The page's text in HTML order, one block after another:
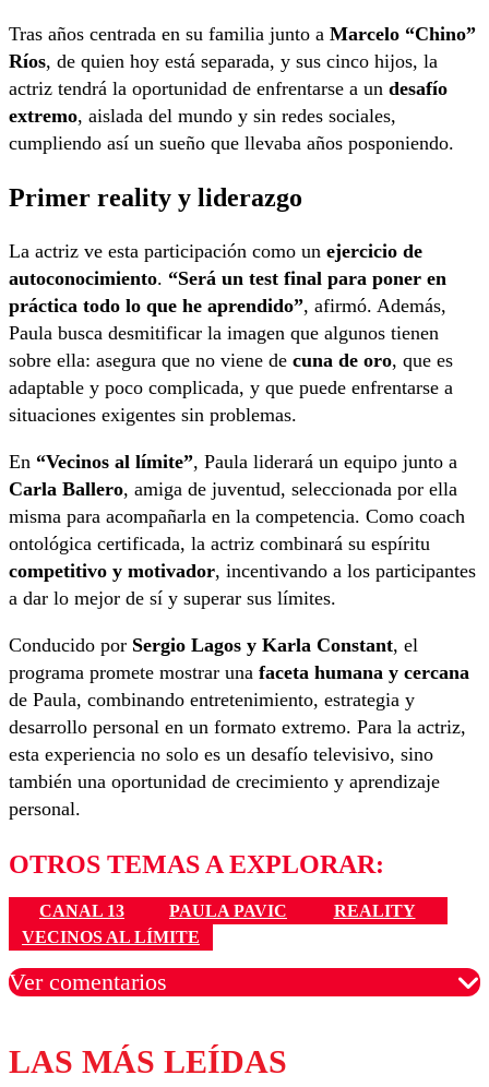
Tras años centrada en su familia junto a Marcelo “Chino”
Ríos, de quien hoy está separada, y sus cinco hijos, la
actriz tendrá la oportunidad de enfrentarse a un desafío
extremo, aislada del mundo y sin redes sociales,
cumpliendo así un sueño que llevaba años posponiendo.
Primer reality y liderazgo
La actriz ve esta participación como un ejercicio de
autoconocimiento. “Será un test final para poner en
práctica todo lo que he aprendido”, afirmó. Además,
Paula busca desmitificar la imagen que algunos tienen
sobre ella: asegura que no viene de cuna de oro, que es
adaptable y poco complicada, y que puede enfrentarse a
situaciones exigentes sin problemas.
En “Vecinos al límite”, Paula liderará un equipo junto a
Carla Ballero, amiga de juventud, seleccionada por ella
misma para acompañarla en la competencia. Como coach
ontológica certificada, la actriz combinará su espíritu
competitivo y motivador, incentivando a los participantes
a dar lo mejor de sí y superar sus límites.
Conducido por Sergio Lagos y Karla Constant, el
programa promete mostrar una faceta humana y cercana
de Paula, combinando entretenimiento, estrategia y
desarrollo personal en un formato extremo. Para la actriz,
esta experiencia no solo es un desafío televisivo, sino
también una oportunidad de crecimiento y aprendizaje
personal.
OTROS TEMAS A EXPLORAR:
CANAL 13 PAULA PAVIC
REALITY
VECINOS AL LÍMITE
Ver comentarios
Los comentarios son moderados para garantizar un
diálogo respetuoso.
LAS MÁS LEÍDAS